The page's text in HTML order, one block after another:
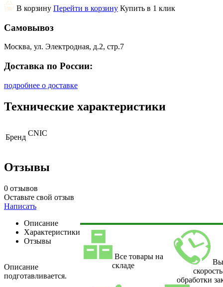
В корзину Перейти в корзину Купить в 1 клик
Самовывоз
Москва, ул. Электродная, д.2, стр.7
Доставка по России:
подробнее о доставке
Технические характеристики
Бренд CNIC
Отзывы
0 отзывов
Оставьте свой отзыв
Написать
Описание
Характеристики
Отзывы
Описание
подготавливается.
Все товары на
складе
скорость
обработки